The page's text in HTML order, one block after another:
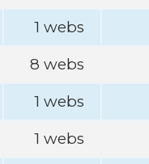
1 webs
8 webs
1 webs
1 webs